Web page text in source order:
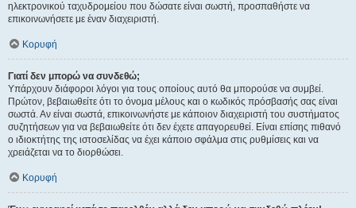
ηλεκτρονικού ταχυδρομείου που δώσατε είναι σωστή, προσπαθήστε να
επικοινωνήσετε με έναν διαχειριστή.
Κορυφή
Γιατί δεν μπορώ να συνδεθώ;
Υπάρχουν διάφοροι λόγοι για τους οποίους αυτό θα μπορούσε να συμβεί.
Πρώτον, βεβαιωθείτε ότι το όνομα μέλους και ο κωδικός πρόσβασής σας είναι
σωστά. Αν είναι σωστά, επικοινωνήστε με κάποιον διαχειριστή του συστήματος
συζητήσεων για να βεβαιωθείτε ότι δεν έχετε απαγορευθεί. Είναι επίσης πιθανό
ο ιδιοκτήτης της ιστοσελίδας να έχει κάποιο σφάλμα στις ρυθμίσεις και να
χρειάζεται να το διορθώσει.
Κορυφή